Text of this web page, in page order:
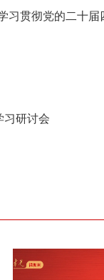
习贯彻党的二十届
习研讨会